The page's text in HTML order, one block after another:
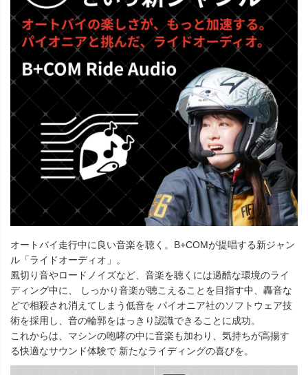
オートバイ走行中に良い音楽を聴く。B+COMが提唱する新ジャン
ル「ライドオーディオ」。
風切り音やロードノイズなど、音楽を聴くには過酷な環境のライ
ディング中に、 しっかり音楽が聴こえることを目指す中、轟音な
どで相殺され消えてしまう低音を パイオニア社のソフトウェア技
術を採用し、音の輪郭をはっきり認識できることに成功。
これからは、マシンの咆哮の中に音楽も加わり、気持ちが高揚す
る快適なサウンド体験で 新たなライディングの喜びを。